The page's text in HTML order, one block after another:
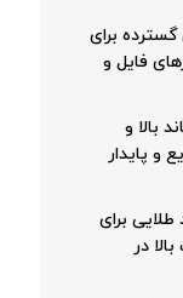
برای
فایل و
بالا و
و پایدار
طلایی برای
در